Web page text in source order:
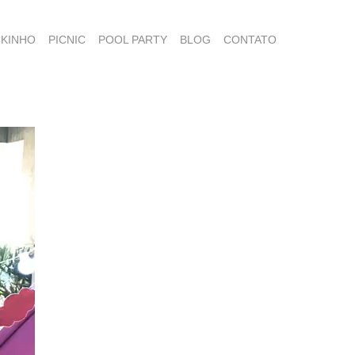
PICNIC POOL PARTY BLOG CONTATO